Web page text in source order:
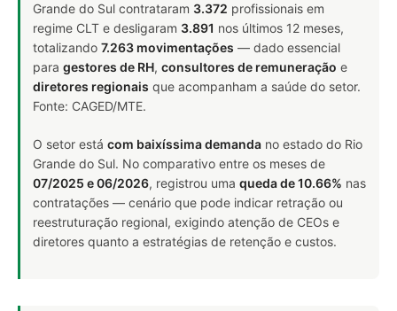
Grande do Sul contrataram 3.372 profissionais em
regime CLT e desligaram 3.891 nos últimos 12 meses,
totalizando 7.263 movimentações — dado essencial
para gestores de RH, consultores de remuneração e
diretores regionais que acompanham a saúde do setor.
Fonte: CAGED/MTE.
O setor está com baixíssima demanda no estado do Rio
Grande do Sul. No comparativo entre os meses de
07/2025 e 06/2026, registrou uma queda de 10.66% nas
contratações — cenário que pode indicar retração ou
reestruturação regional, exigindo atenção de CEOs e
diretores quanto a estratégias de retenção e custos.